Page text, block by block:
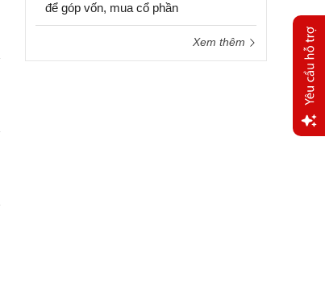
để góp vốn, mua cổ phần
Xem thêm